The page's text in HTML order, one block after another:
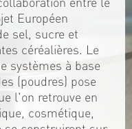
Européen
sel, sucre et
céréalières. Le
systèmes à base
(poudres) pose
l'on retrouve en
cosmétique,